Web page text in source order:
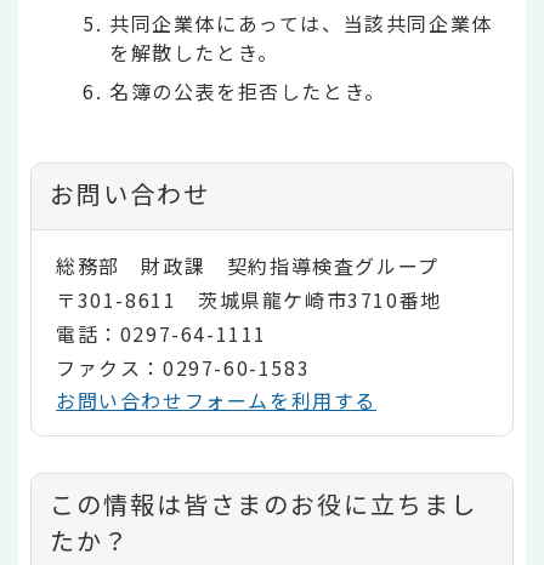
共同企業体にあっては、当該共同企業体
を解散したとき。
名簿の公表を拒否したとき。
お問い合わせ
総務部 財政課 契約指導検査グループ
〒301-8611 茨城県龍ケ崎市3710番地
電話：0297-64-1111
ファクス：0297-60-1583
お問い合わせフォームを利用する
コ
ン
この情報は皆さまのお役に立ちまし
たか？